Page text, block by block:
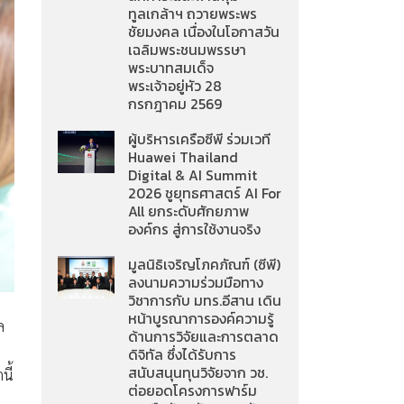
นี้
ทูลเกล้าฯ ถวายพระพร
ชัยมงคล เนื่องในโอกาสวัน
เฉลิมพระชนมพรรษา
พระบาทสมเด็จ
พระเจ้าอยู่หัว 28
กรกฎาคม 2569
ผู้บริหารเครือซีพี ร่วมเวที
Huawei Thailand
Digital & AI Summit
2026 ชูยุทธศาสตร์ AI For
All ยกระดับศักยภาพ
องค์กร สู่การใช้งานจริง
มูลนิธิเจริญโภคภัณฑ์ (ซีพี)
ลงนามความร่วมมือทาง
วิชาการกับ มทร.อีสาน เดิน
หน้าบูรณาการองค์ความรู้
ด้านการวิจัยและการตลาด
ดิจิทัล ซึ่งได้รับการ
สนับสนุนทุนวิจัยจาก วช.
ต่อยอดโครงการฟาร์ม